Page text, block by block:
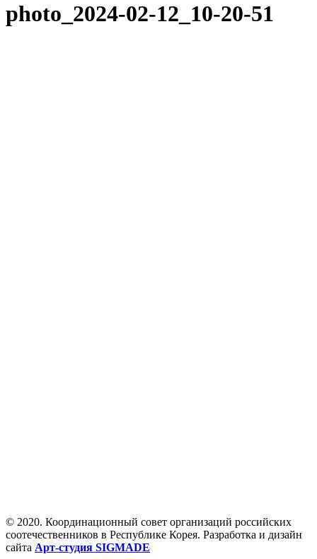
photo_2024-02-12_10-20-51
© 2020. Координационный совет организаций российских
соотечественников в Республике Корея. Разработка и дизайн
сайта Арт-студия SIGMADE